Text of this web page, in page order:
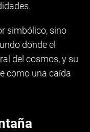
simbólico, sino
donde el
del cosmos, y su
como una caída